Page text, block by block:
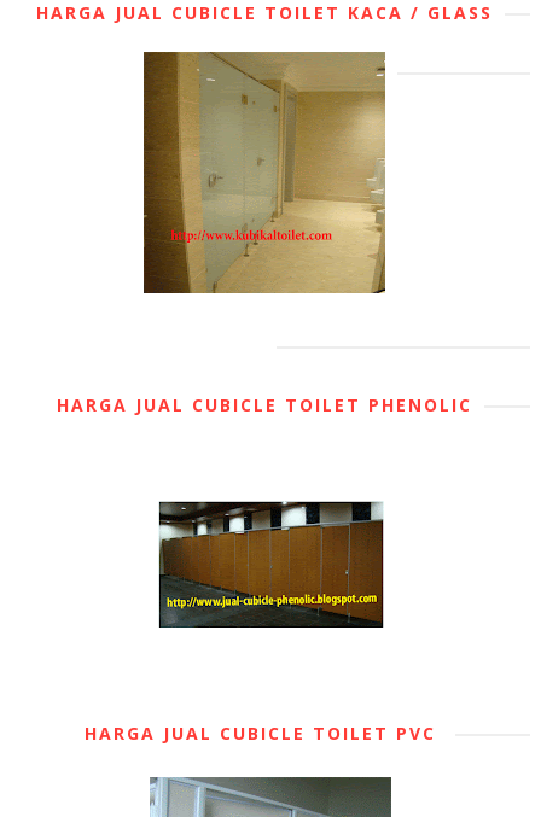
HARGA JUAL CUBICLE TOILET KACA / GLASS
HARGA JUAL CUBICLE TOILET PHENOLIC
HARGA JUAL CUBICLE TOILET PVC